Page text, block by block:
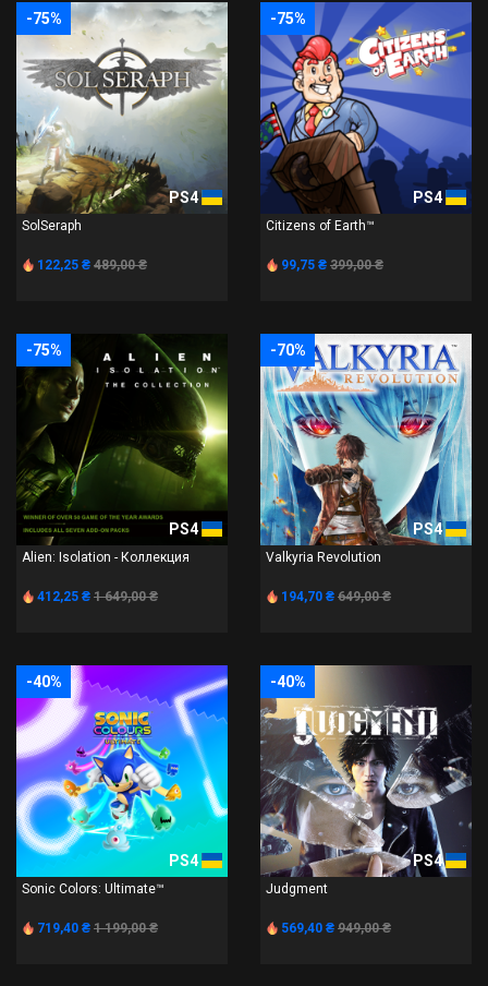
-75%
PS4
SolSeraph
122,25 ₴ 489,00 ₴
-75%
PS4
Citizens of Earth™
99,75 ₴ 399,00 ₴
-75%
PS4
Alien: Isolation - Коллекция
412,25 ₴ 1 649,00 ₴
-70%
PS4
Valkyria Revolution
194,70 ₴ 649,00 ₴
-40%
PS4
Sonic Colors: Ultimate™
719,40 ₴ 1 199,00 ₴
-40%
PS4
Judgment
569,40 ₴ 949,00 ₴